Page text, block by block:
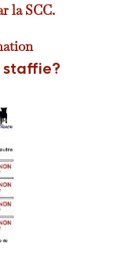
la SCC.
staffie?